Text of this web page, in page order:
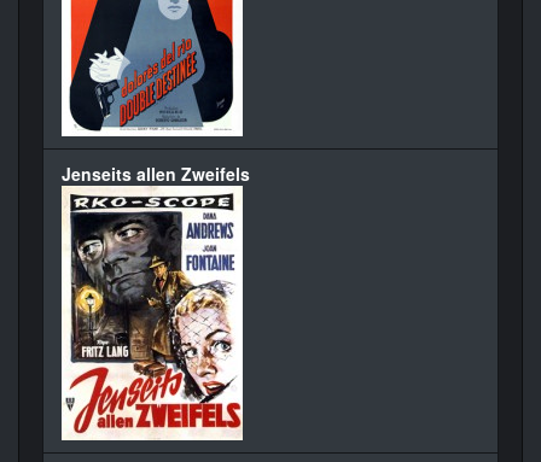
Jenseits allen Zweifels